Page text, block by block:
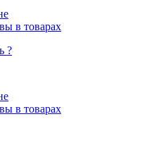
в товарах
?
в товарах